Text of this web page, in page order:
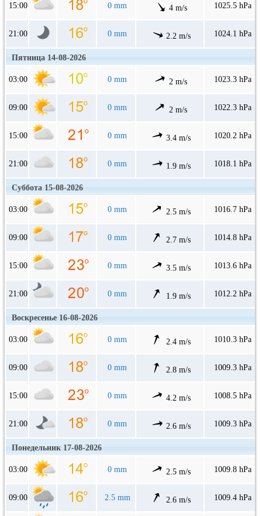
15:00 0 mm 4 m/s 1025.5 hPa
21:00 0 mm 2.2 m/s 1024.1 hPa
Пятница 14-08-2026
03:00 0 mm 2 m/s 1023.3 hPa
09:00 0 mm 2 m/s 1022.3 hPa
15:00 0 mm 3.4 m/s 1020.2 hPa
21:00 0 mm 1.9 m/s 1018.1 hPa
Суббота 15-08-2026
03:00 0 mm 2.5 m/s 1016.7 hPa
09:00 0 mm 2.7 m/s 1014.8 hPa
15:00 0 mm 3.5 m/s 1013.6 hPa
21:00 0 mm 1.9 m/s 1012.2 hPa
Воскресенье 16-08-2026
03:00 0 mm 2.4 m/s 1010.3 hPa
09:00 0 mm 2.8 m/s 1009.3 hPa
15:00 0 mm 4.2 m/s 1008.5 hPa
21:00 0 mm 2.6 m/s 1009.3 hPa
Понедельник 17-08-2026
03:00 0 mm 2.5 m/s 1009.8 hPa
09:00 2.5 mm 2.6 m/s 1009.4 hPa